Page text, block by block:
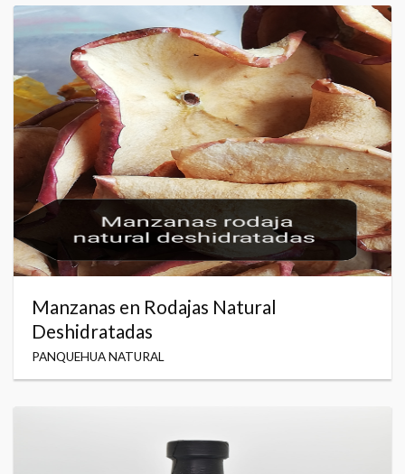
Manzanas en Rodajas Natural
Deshidratadas
PANQUEHUA NATURAL